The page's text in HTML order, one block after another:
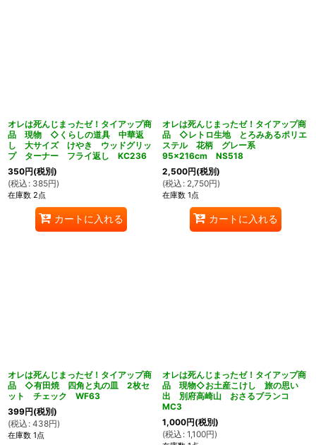
オレは死んじまったゼ！タイアップ商
品 現物 ◇くらしの道具 中華返
し 大サイズ けやき ウッドグリッ
プ ターナー フライ返し KC236
350円(税別)
(税込 : 385円)
在庫数 2点
カートに入れる
オレは死んじまったゼ！タイアップ商
品 ◇レトロ生地 とろみあるポリエ
ステル 花柄 グレー系
95×216cm NS518
2,500円(税別)
(税込 : 2,750円)
在庫数 1点
カートに入れる
オレは死んじまったゼ！タイアップ商
品 ◇有田焼 四角と丸の皿 2枚セ
ット チェック WF63
399円(税別)
(税込 : 438円)
在庫数 1点
オレは死んじまったゼ！タイアップ商
品 現物◇お土産こけし 旅の思い
出 別府高崎山 おさるブランコ
MC3
1,000円(税別)
(税込 : 1,100円)